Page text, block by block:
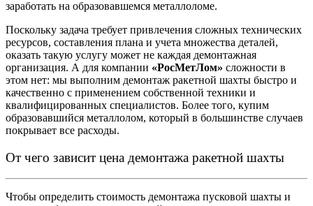
заработать на образовавшемся металлоломе.
Поскольку задача требует привлечения сложных технических
ресурсов, составления плана и учета множества деталей,
оказать такую услугу может не каждая демонтажная
организация. А для компании «РосМетЛом» сложности в
этом нет: мы выполним демонтаж ракетной шахты быстро и
качественно с применением собственной техники и
квалифицированных специалистов. Более того, купим
образовавшийся металлолом, который в большинстве случаев
покрывает все расходы.
От чего зависит цена демонтажа ракетной шахты
Чтобы определить стоимость демонтажа пусковой шахты и